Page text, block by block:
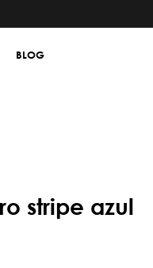
BLOG
stripe azul